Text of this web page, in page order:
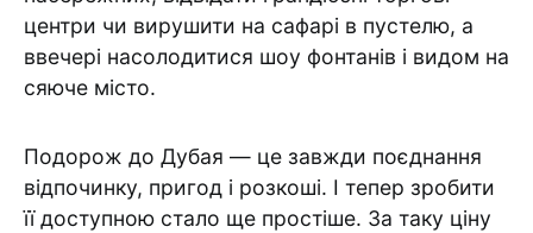
центри чи вирушити на сафарі в пустелю, а
ввечері насолодитися шоу фонтанів і видом на
сяюче місто.
Подорож до Дубая — це завжди поєднання
відпочинку, пригод і розкоші. І тепер зробити
її доступною стало ще простіше. За таку ціну